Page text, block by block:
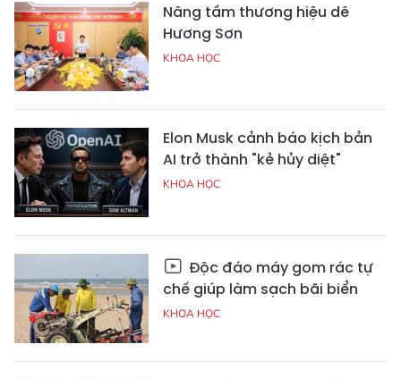
Nâng tầm thương hiệu dê
Hương Sơn
KHOA HỌC
Elon Musk cảnh báo kịch bản
AI trở thành "kẻ hủy diệt"
KHOA HỌC
Độc đáo máy gom rác tự
chế giúp làm sạch bãi biển
KHOA HỌC